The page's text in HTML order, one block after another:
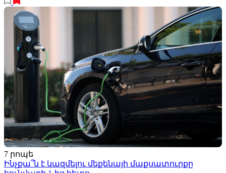
7 րոպե
Ինչքա՞ն է կազմելու մեքենայի մաքսատուրքը